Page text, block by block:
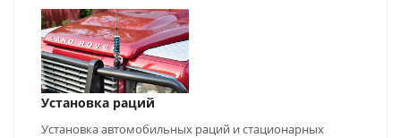
Установка раций
Установка автомобильных раций и стационарных